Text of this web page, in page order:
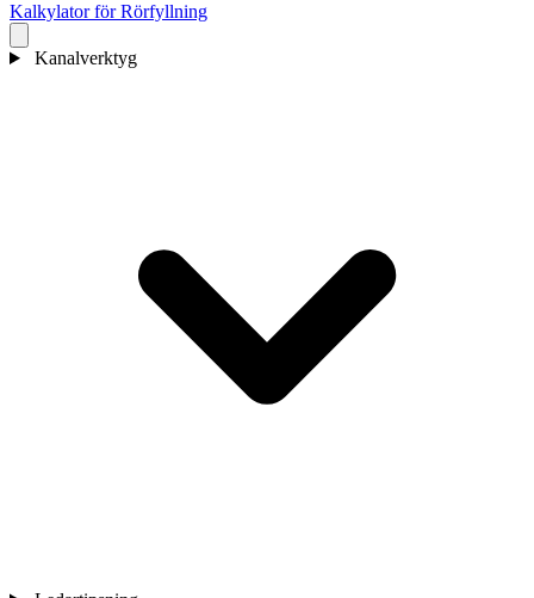
Kalkylator för Rörfyllning
Kanalverktyg